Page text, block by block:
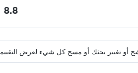
8.8
أو تغيير بحثك أو مسح كل شيء لعرض